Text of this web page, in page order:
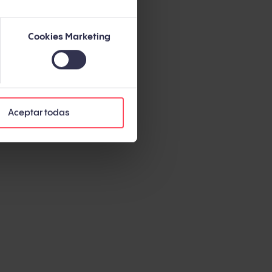
Cookies Marketing
Aceptar todas
tu
ver